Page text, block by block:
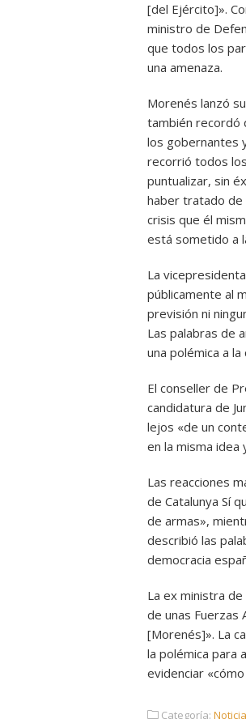
[del Ejército]».
ministro de
que todos los
una amenaza.
Morenés lanzó
también recordó
los gobernantes
recorrió todos
puntualizar, sin
haber tratado de
crisis que él
está sometido a
La
públicamente al
previsión ni
Las palabras de
una polémica a
El conseller de
candidatura de
lejos «de un
en la misma idea
Las reacciones
de Catalunya Sí
de armas»,
describió las
democracia
La ex ministra
de unas Fuerzas
[Morenés]». La
la polémica para
evidenciar
Categoría: